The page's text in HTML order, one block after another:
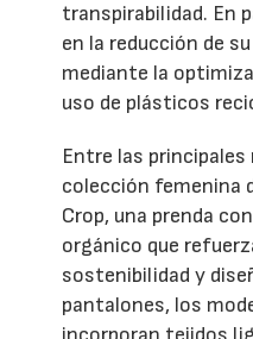
transpirabilidad. En
en la reducción de
mediante la
uso de plásticos
Entre las principales
colección femenina
Crop, una prenda
orgánico que
sostenibilidad y
pantalones, los